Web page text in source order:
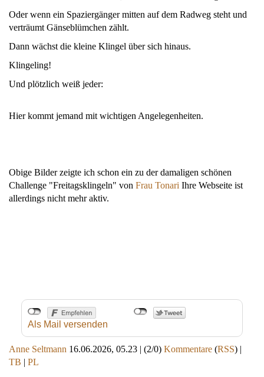
Oder wenn ein Spaziergänger mitten auf dem Radweg steht und
verträumt Gänseblümchen zählt.
Dann wächst die kleine Klingel über sich hinaus.
Klingeling!
Und plötzlich weiß jeder:
Hier kommt jemand mit wichtigen Angelegenheiten.
Obige Bilder zeigte ich schon ein zu der damaligen schönen
Challenge "Freitagsklingeln" von Frau Tonari Ihre Webseite ist
allerdings nicht mehr aktiv.
Als Mail versenden
Anne Seltmann 16.06.2026, 05.23 | (2/0) Kommentare (RSS) |
TB | PL